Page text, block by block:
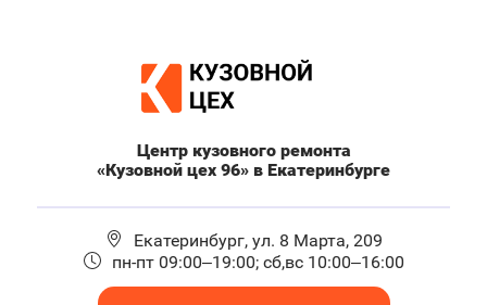
Центр кузовного ремонта
«Кузовной цех 96» в Екатеринбурге
Екатеринбург, ул. 8 Марта, 209
пн-пт 09:00–19:00; сб,вс 10:00–16:00